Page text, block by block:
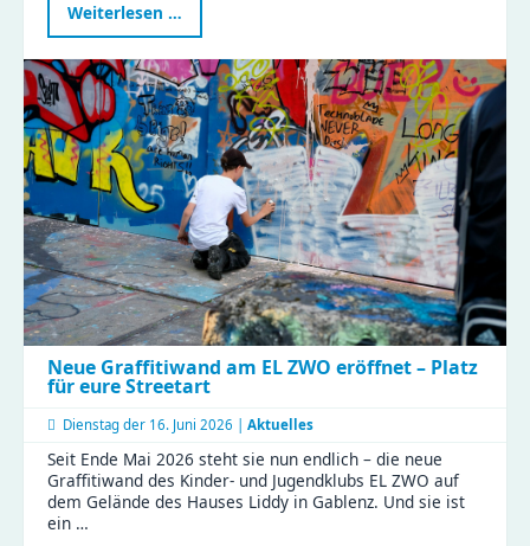
Weiterlesen …
2026
im
Haus
Liddy
Neue Graffitiwand am EL ZWO eröffnet – Platz
für eure Streetart
Dienstag der 16. Juni 2026 | Aktuelles
Seit Ende Mai 2026 steht sie nun endlich – die neue
Graffitiwand des Kinder- und Jugendklubs EL ZWO auf
dem Gelände des Hauses Liddy in Gablenz. Und sie ist
ein …